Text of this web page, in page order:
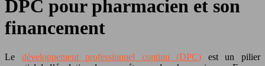
DPC pour pharmacien et son
financement
Le développement professionnel continu (DPC) est un pilier